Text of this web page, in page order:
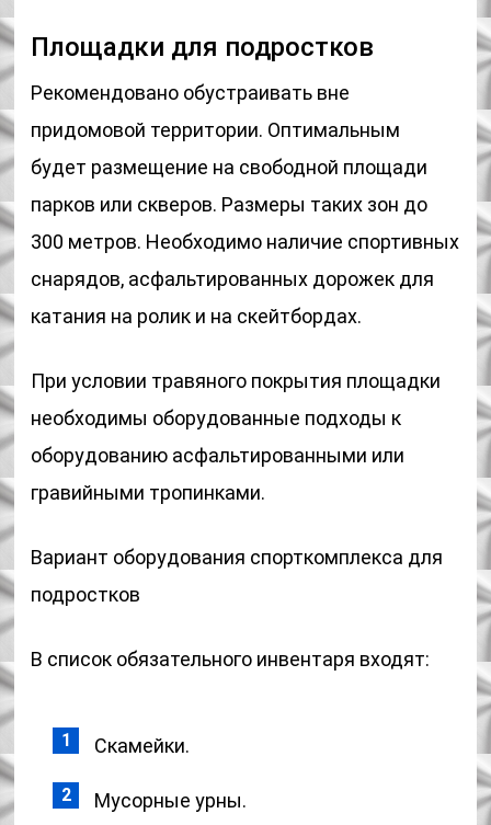
Площадки для подростков
Рекомендовано обустраивать вне
придомовой территории. Оптимальным
будет размещение на свободной площади
парков или скверов. Размеры таких зон до
300 метров. Необходимо наличие спортивных
снарядов, асфальтированных дорожек для
катания на ролик и на скейтбордах.
При условии травяного покрытия площадки
необходимы оборудованные подходы к
оборудованию асфальтированными или
гравийными тропинками.
Вариант оборудования спорткомплекса для
подростков
В список обязательного инвентаря входят:
Скамейки.
Мусорные урны.